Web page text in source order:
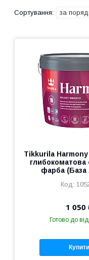
Tikkurila
глибокоматова
фарба (База
1 050
Готово до
Купити